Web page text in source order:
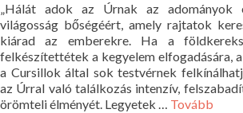
„Hálát adok az Úrnak az adományok
világosság bőségéért, amely rajtatok
kiárad az emberekre. Ha a
felkészítettétek a kegyelem elfogadására,
a Cursillok által sok testvérnek
az Úrral való találkozás intenzív,
örömteli élményét. Legyetek … Tovább